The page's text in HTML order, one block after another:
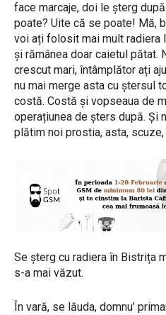
face marcaje, doi le șterg
poate? Uite că se poate! Mă,
voi ați folosit mai mult radiera
și rămânea doar caietul pătat.
crescut mari, întâmplător ați
nu mai merge asta cu ștersul
costă. Costă și vopseaua de
operațiunea de șters după. Și
plătim noi prostia, asta,
Se șterg cu radiera în Bistrița
s-a mai văzut.
În vară, se lăuda, domnu’